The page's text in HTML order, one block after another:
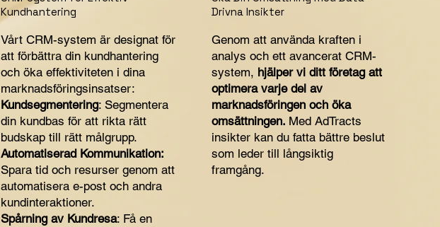
Kundhantering
Vårt CRM-system är designat för
att förbättra din kundhantering
och öka effektiviteten i dina
marknadsföringsinsatser:
Kundsegmentering: Segmentera
din kundbas för att rikta rätt
budskap till rätt målgrupp.
Automatiserad Kommunikation:
Spara tid och resurser genom att
automatisera e-post och andra
kundinteraktioner.
Spårning av Kundresa: Få en
Drivna Insikter
Genom att använda kraften i
analys och ett avancerat CRM-
system, hjälper vi ditt företag att
optimera varje del av
marknadsföringen och öka
omsättningen. Med AdTracts
insikter kan du fatta bättre beslut
som leder till långsiktig
framgång.